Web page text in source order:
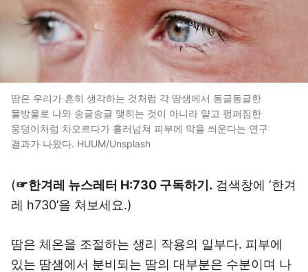
땀은 우리가 흔히 생각하는 것처럼 각 땀샘에서 동글동글한
물방울로 나와 송글송글 맺히는 것이 아니라 얕고 펑퍼짐한
웅덩이처럼 차오르다가 흘러넘쳐 피부에 막을 씌운다는 연구
결과가 나왔다. HUUM/Unsplash
(☞한겨레 뉴스레터 H:730 구독하기. 검색창에 ‘한겨
레 h730’을 쳐보세요.)
땀은 체온을 조절하는 생리 작용의 일부다. 피부에
있는 땀샘에서 분비되는 땀의 대부분은 수분이며 나